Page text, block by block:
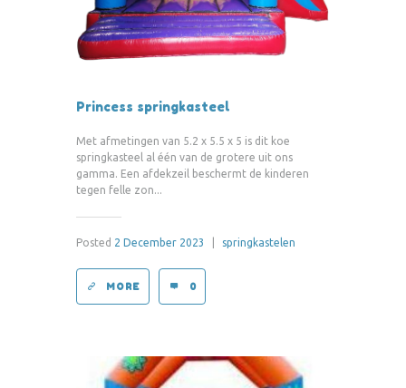
Princess springkasteel
Met afmetingen van 5.2 x 5.5 x 5 is dit koe
springkasteel al één van de grotere uit ons
gamma. Een afdekzeil beschermt de kinderen
tegen felle zon...
Posted 2 December 2023 springkastelen
MORE 0